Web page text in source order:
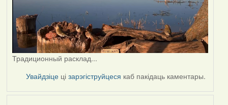
Традиционный расклад...
Увайдзіце цізарэгіструйцеся каб пакідаць каментары.